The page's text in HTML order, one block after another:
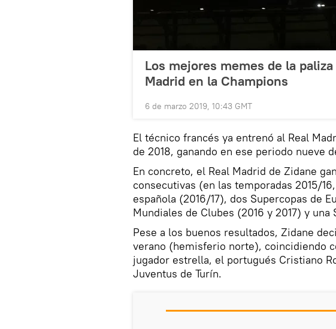
Los mejores memes de la
Madrid en la Champions
6 de marzo 2019, 10:43 GMT
El técnico francés ya entrenó al Real
de 2018, ganando en ese periodo nueve
En concreto, el Real Madrid de Zidane
consecutivas (en las temporadas 2015/
española (2016/17), dos Supercopas de
Mundiales de Clubes (2016 y 2017) y una
Pese a los buenos resultados, Zidane
verano (hemisferio norte), coincidiendo
jugador estrella, el portugués Cristiano
Juventus de Turín.